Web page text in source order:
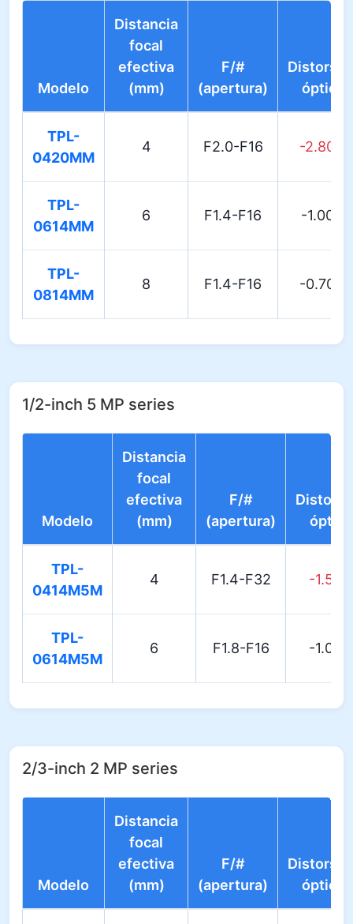
Modelo
Distancia
focal
efectiva
(mm)
F/#
(apertura)
óptica
TPL-
0420MM
4 F2.0-F16 -2.80%
TPL-
0614MM
6 F1.4-F16 -1.00%
TPL-
0814MM
8 F1.4-F16 -0.70%
1/2-inch 5 MP series
Modelo
Distancia
focal
efectiva
(mm)
F/#
(apertura)
óptica
TPL-
0414M5M
4 F1.4-F32 -1.50%
TPL-
0614M5M
6 F1.8-F16 -1.00%
2/3-inch 2 MP series
Modelo
Distancia
focal
efectiva
(mm)
F/#
(apertura)
óptica